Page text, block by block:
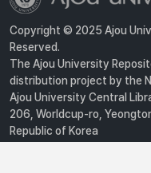
Copyright © 2025 Ajou
Reserved.
The Ajou University
distribution project by the
Ajou University Central
206, Worldcup-ro,
Republic of Korea